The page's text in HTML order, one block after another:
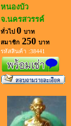
หนองบัว
จ.นครสวรรค์
ทั่วไป 0 บาท
สมาชิก250 บาท
รหัสสินค้า :38441